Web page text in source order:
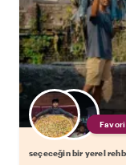
seçeceğin bir yerel